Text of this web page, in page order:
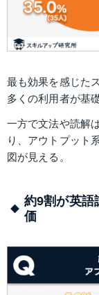
最も効果を感じた
多くの利用者が基
一方で文法や読解
り、アウトプット
図が見える。
約9割が英語
価